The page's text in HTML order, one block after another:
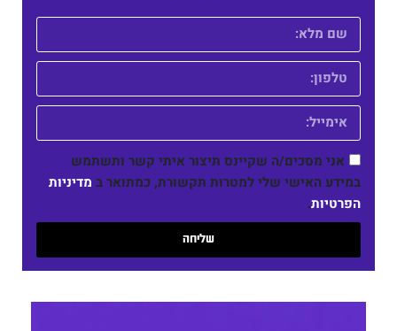
אני מסכים/ה שקיינס תיצור איתי קשר ותשתמש
במידע האישי שלי למטרות תקשורת, כמתואר ב מדיניות
הפרטיות.
שליחה